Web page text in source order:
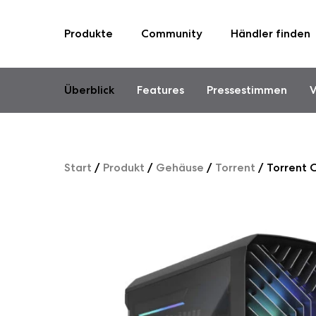
Produkte Community Händler finden
Überblick
Features Pressestimmen
Start / Produkt / Gehäuse / Torrent / Torrent